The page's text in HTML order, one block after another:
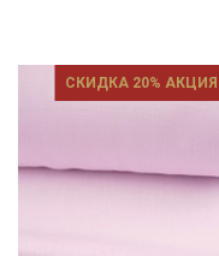
СКИДКА 20% АКЦИЯ